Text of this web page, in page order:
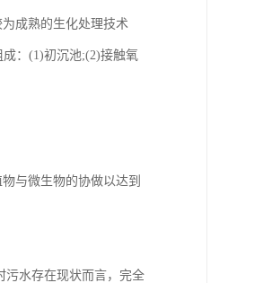
成熟的生化处理技术
：(1)初沉池;(2)接触氧
与微生物的协做以达到
污水存在现状而言，完全